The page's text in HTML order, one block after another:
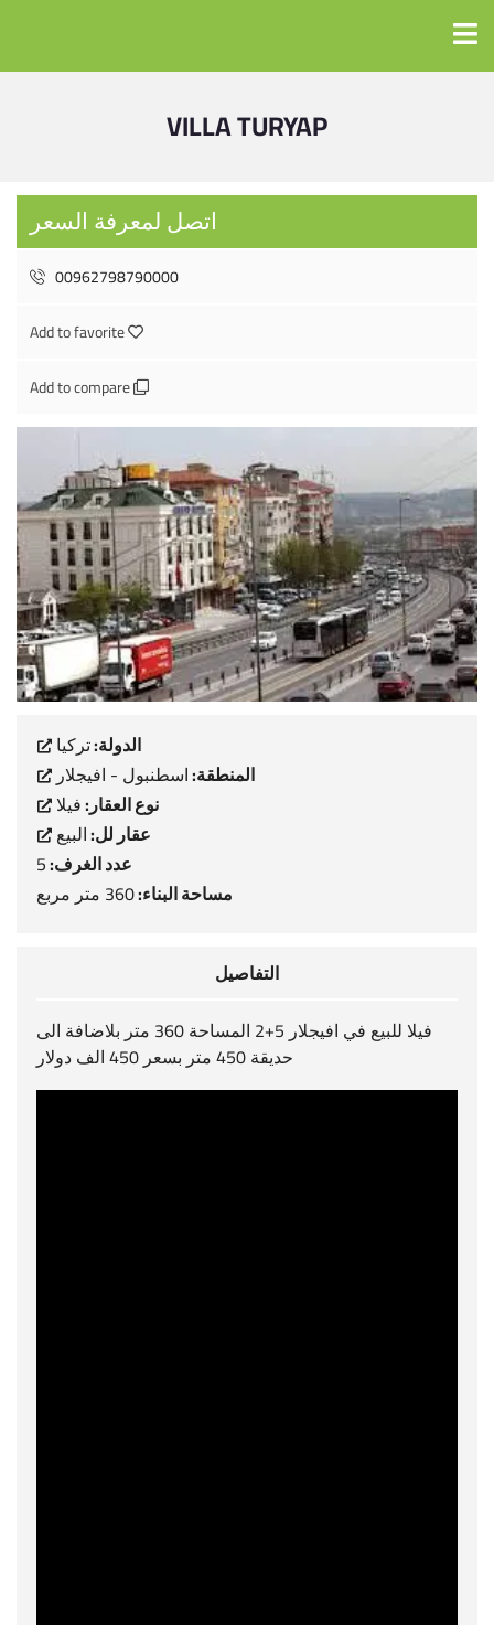
VILLA TURYAP
اتصل لمعرفة السعر
00962798790000
Add to favorite
Add to compare
الدولة:تركيا
المنطقة:اسطنبول - افيجلار
نوع العقار:فيلا
عقار لل:البيع
عدد الغرف:5
مساحة البناء:360 متر مربع
التفاصيل
فيلا للبيع في افيجلار 5+2 المساحة 360 متر بلاضافة الى
حديقة 450 متر بسعر 450 الف دولار